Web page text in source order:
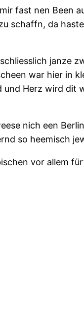
fast nen Been
schaffn, da
janze
war hier in
Herz wird dit
nich een
so heemisch
vor allem